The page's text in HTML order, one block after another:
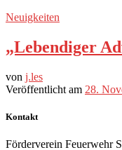
Neuigkeiten
„Lebendiger
von j.les
Veröffentlicht am 28.
Kontakt
Förderverein Feuerwehr